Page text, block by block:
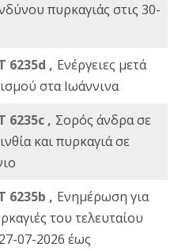
πυρκαγιάς στις 30-
6235d , Ενέργειες μετά
στα Ιωάννινα
6235c , Σορός άνδρα σε
και πυρκαγιά σε
6235b , Ενημέρωση για
του τελευταίου
07-2026 έως